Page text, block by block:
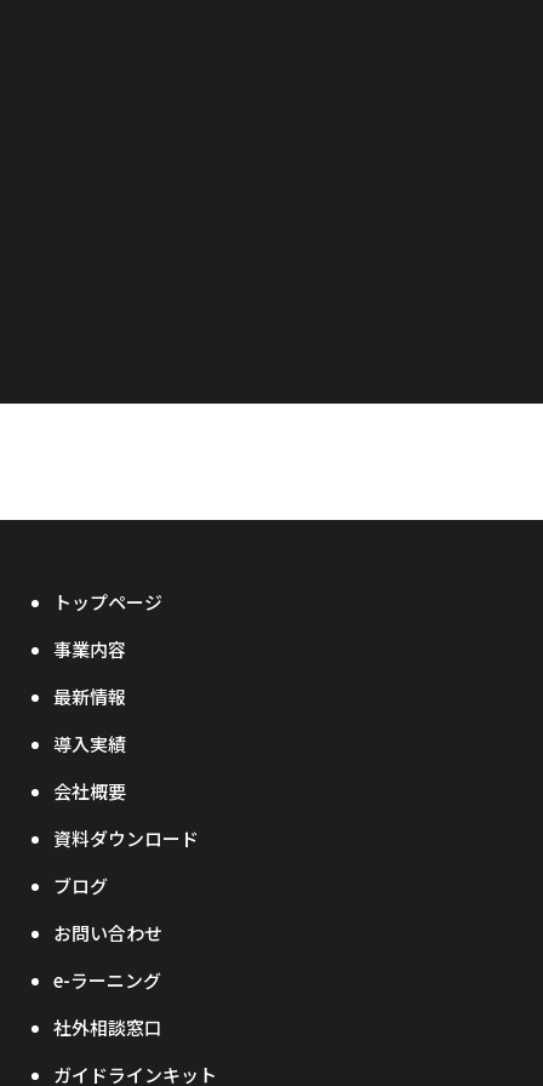
トップページ
事業内容
最新情報
導入実績
会社概要
資料ダウンロード
ブログ
お問い合わせ
e-ラーニング
社外相談窓口
ガイドラインキット